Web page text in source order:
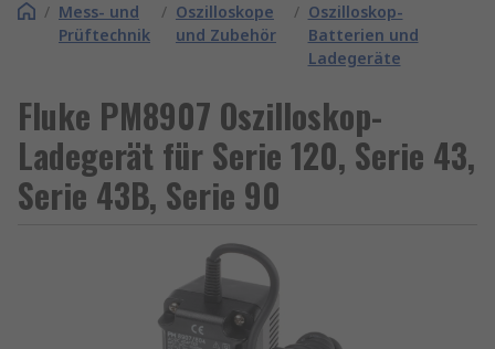
/ Mess- und
Prüftechnik
/ Oszilloskope
und Zubehör
/ Oszilloskop-
Batterien und
Ladegeräte
Fluke PM8907 Oszilloskop-
Ladegerät für Serie 120, Serie 43,
Serie 43B, Serie 90